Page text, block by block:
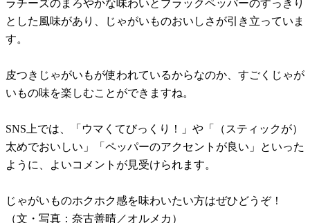
ラチーズのまろやかな味わいとブラックペッパーのすっきり
とした風味があり、じゃがいものおいしさが引き立っていま
す。
皮つきじゃがいもが使われているからなのか、すごくじゃが
いもの味を楽しむことができますね。
SNS上では、「ウマくてびっくり！」や「（スティックが）
太めでおいしい」「ペッパーのアクセントが良い」といった
ように、よいコメントが見受けられます。
じゃがいものホクホク感を味わいたい方はぜひどうぞ！
（文・写真：奈古善晴／オルメカ）